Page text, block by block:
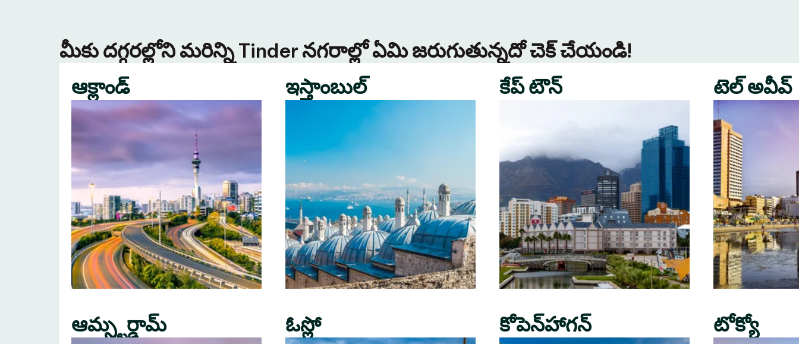
మీకు దగ్గరల్లోని మరిన్ని Tinder నగరాల్లో ఏమి జరుగుతున్నదో చెక్ చేయండి!
ఆక్లాండ్
ఆమ్స్టర్డామ్
ఇస్తాంబుల్
ఓస్లో
కేప్ టౌన్
కోపెన్‌హాగన్
టెల్ అవీవ్
టోక్యో